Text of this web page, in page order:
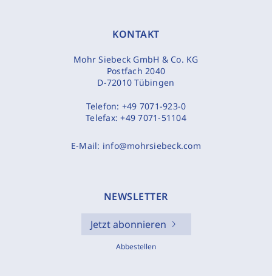
KONTAKT
Mohr Siebeck GmbH & Co. KG
Postfach 2040
D-72010 Tübingen
Telefon: +49 7071-923-0
Telefax:+49 7071-51104
E-Mail: info@mohrsiebeck.com
NEWSLETTER
Jetzt abonnieren
Abbestellen